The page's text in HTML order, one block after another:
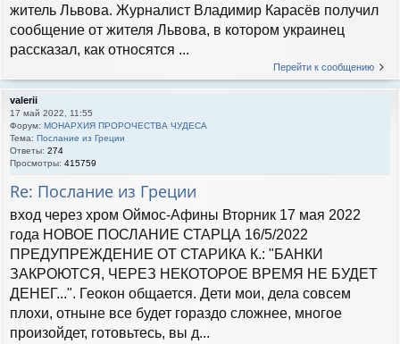
житель Львова. Журналист Владимир Карасёв получил
сообщение от жителя Львова, в котором украинец
рассказал, как относятся ...
Перейти к сообщению
valerii
17 май 2022, 11:55
Форум: МОНАРХИЯ ПРОРОЧЕСТВА ЧУДЕСА
Тема: Послание из Греции
Ответы: 274
Просмотры: 415759
Re: Послание из Греции
вход через хром Оймос-Афины Вторник 17 мая 2022
года НОВОЕ ПОСЛАНИЕ СТАРЦА 16/5/2022
ПРЕДУПРЕЖДЕНИЕ ОТ СТАРИКА К.: "БАНКИ
ЗАКРОЮТСЯ, ЧЕРЕЗ НЕКОТОРОЕ ВРЕМЯ НЕ БУДЕТ
ДЕНЕГ...". Геокон общается. Дети мои, дела совсем
плохи, отныне все будет гораздо сложнее, многое
произойдет, готовьтесь, вы д...